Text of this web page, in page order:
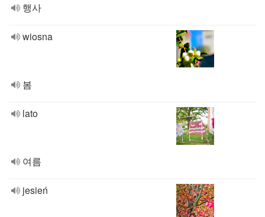
행사
wiosna
봄
lato
여름
jesień